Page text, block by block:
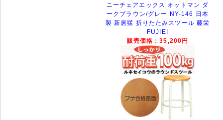
ニーチェアエックス オットマン ダ
ークブラウン/グレー NY-146 日本
製 新居猛 折りたたみスツール 藤栄
FUJIEI
販売価格：35,200円